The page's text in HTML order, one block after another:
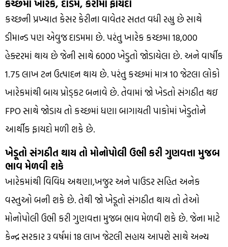
કચ્છમાં ખારેક, દાડમ, કેરીમાં ફાયદો
કચ્છની પ્રખ્યાત કેસર કેરીના વાવેતર સતત વધી રહ્યુ છે સાથે
ડીમાન્ડ પણ એવુજ દાડમમા છે. પરંતુ ખારેક કચ્છમા 18,000
હેક્ટરમાં થાય છે જેની સાથે 6000 ખેડુતો જોડાયેલા છે. અને વાર્ષીક
1.75 લાખ ટન ઉત્પાદન થાય છે. પરંતુ કચ્છમાં માત્ર 10 જેટલા લોકો
ખારેકમાંથી બાય પ્રોડ્કટ બનાવે છે. તેવામાં જો ખેડતો સંગઠીત થઇ
FPO સાથે જોડાય તો કચ્છમાં ધણા બાગાયતી પાકોમાં ખેડુતોને
આર્થીક ફાયદો મળી શકે છે.
ખેડૂતો સંગઠીત થાય તો મોનોપોલી ઉભી કરી ગુણવત્તા મુજબ
ભાવ મેળવી શકે
ખારેકમાંથી વિવિધ અથણા,ખજુર અને પાઉડર સહિત અનેક
વસ્તુઓ બની શકે છે. તેથી જો ખેડૂતો સંગઠીત થાય તો તેઓ
મોનોપોલી ઉભી કરી ગુણવત્તા મુજબ ભાવ મેળવી શકે છે. જેના માટે
કેન્દ્ર સરકાર 3 વર્ષમાં 18 લાખ જેટલી સહાય આપશે સાથે અન્ય